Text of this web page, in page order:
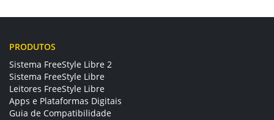
PRODUTOS
Sistema FreeStyle Libre 2
Sistema FreeStyle Libre
Leitores FreeStyle Libre
Apps e Plataformas Digitais
Guia de Compatibilidade